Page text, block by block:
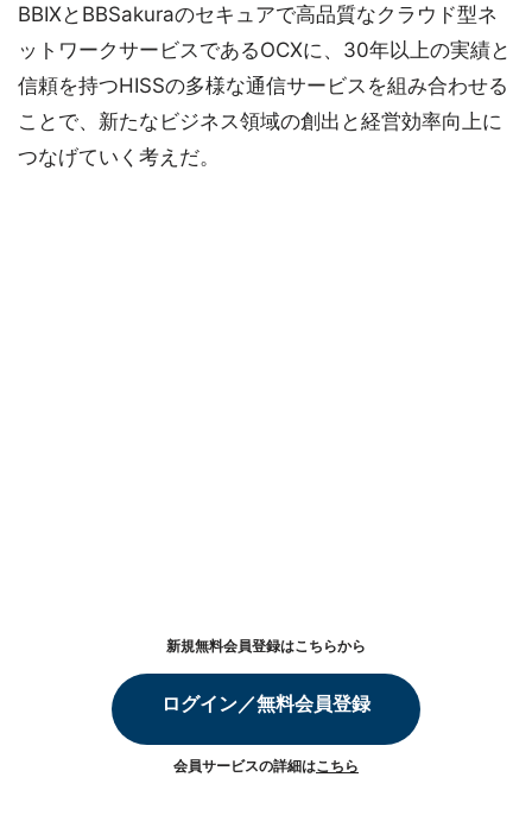
BBIXとBBSakuraのセキュアで高品質なクラウド型ネ
ットワークサービスであるOCXに、30年以上の実績と
信頼を持つHISSの多様な通信サービスを組み合わせる
ことで、新たなビジネス領域の創出と経営効率向上に
つなげていく考えだ。
新規無料会員登録はこちらから
ログイン／無料会員登録
会員サービスの詳細はこちら